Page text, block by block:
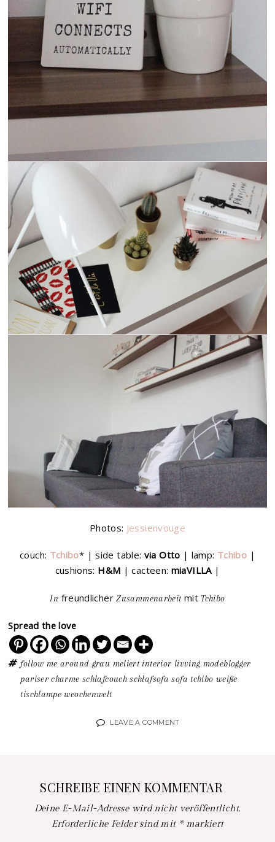
Photos: Jessienvouge
couch: Tchibo* | side table: via Otto | lamp: Tchibo |
cushions: H&M | cacteen: miaVILLA|
In freundlicherZusammenarbeit mitTchibo
Spread the love
follow me around grau meliert interior livving modeblogger
pariser charme schlafcouch schlafsofa sofa tchibo weiße
tischlampe weochenwelt
LEAVE A COMMENT
SCHREIBE EINEN KOMMENTAR
Deine E-Mail-Adresse wird nicht veröffentlicht.
Erforderliche Felder sind mit *markiert